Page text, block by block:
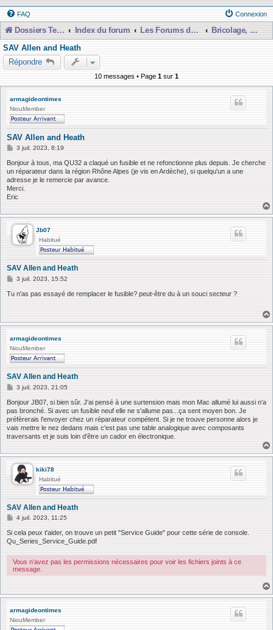
FAQ Connexion
Dossiers Techniques Index du forum Les Forums de Discussions
Bricolage, Dépannage, Construction
SAV Allen and Heath
Répondre
10 messages • Page 1 sur 1
armagideontimes
NiouMember
SAV Allen and Heath
M
s
s
a
g
e
3 juil. 2023, 8:19
Bonjour à tous, ma QU32 a claqué un fusible et ne refonctionne plus depuis. Je cherche
un réparateur dans la région Rhône Alpes (je vis en Ardèche), si quelqu'un a une
adresse je le remercie par avance.
Merci.
Eric
Jb07
Habitué
SAV Allen and Heath
M
s
e
3 juil. 2023, 15:52
Tu n'as pas essayé de remplacer le fusible? peut-être du à un souci secteur ?
armagideontimes
NiouMember
SAV Allen and Heath
M
s
s
a
g
e
3 juil. 2023, 21:05
Bonjour JB07, si bien sûr. J'ai pensé à une surtension mais mon Mac allumé lui aussi n'a
pas bronché. Si avec un fusible neuf elle ne s'allume pas...ça sent moyen bon. Je
préfèrerais l'envoyer chez un réparateur compétent. Si je ne trouve personne alors je
vais mettre le nez dedans mais c'est pas une table analogique avec composants
traversants et je suis loin d'être un cador en électronique.
kiki78
Habitué
SAV Allen and Heath
M
s
s
a
e
4 juil. 2023, 11:25
Si cela peux t'aider, on trouve un petit "Service Guide" pour cette série de console.
Qu_Series_Service_Guide.pdf
Vous n’avez pas les permissions nécessaires pour voir les fichiers joints à ce
message.
armagideontimes
NiouMember